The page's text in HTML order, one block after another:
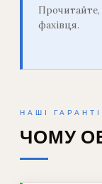
фахівця.
НАШІ
ЧОМУ